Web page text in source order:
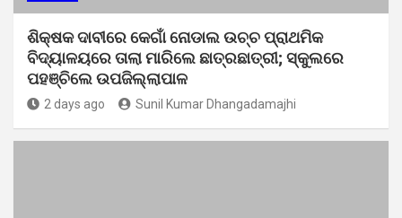
ଶିକ୍ଷକ ଦାବୀରେ କେଗାଁ ନୋଡାଲ ଉଚ୍ଚ ପ୍ରାଥମିକ
ବିଦ୍ୟାଳୟରେ ତାଲା ମାରିଲେ ଛାତ୍ରଛାତ୍ରୀ; ସ୍କୁଲରେ
ପହଞ୍ଚିଲେ ଉପଜିଲ୍ଲାପାଳ
2 days ago Sunil Kumar Dhangadamajhi